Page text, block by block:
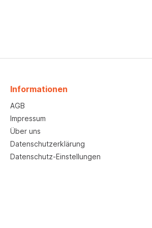
Informationen
AGB
Impressum
Über uns
Datenschutzerklärung
Datenschutz-Einstellungen